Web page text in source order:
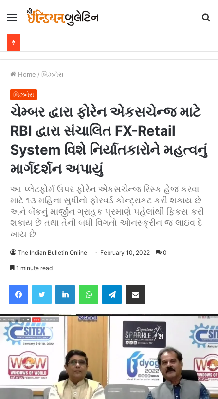
Menu
Home / બિઝનેસ
બિઝનેસ
ચેમ્બર દ્વારા ફોરેન એકસચેન્જ માટે
RBI દ્વારા સંચાલિત FX-Retail
System વિશે નિર્યાતકારોને મહત્વનું
માર્ગદર્શન અપાયું
આ પ્લેટફોર્મ ઉપર ફોરેન એકસચેન્જ રિસ્ક હેજ કરવા
માટે ૧૩ મહિના સુધીનો ફોરવર્ડ કોન્ટ્રાકટ કરી શકાય છે
અને બેંકનું માર્જીન ગ્રાહક પ્રમાણે પહેલાંથી ફિકસ કરી
શકાય છે તથા તેની બધી વિગતો ઓનસ્ક્રીન જ લાઇવ દે
ખાય છે
The Indian Bulletin Online February 10, 2022 0
1 minute read
Telegram